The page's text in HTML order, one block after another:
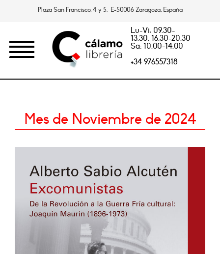
Plaza San Francisco, 4 y 5. E-50006 Zaragoza, España
Lu-Vi: 09.30-
13.30, 16.30-20.30
Sa: 10.00-14.00
+34 976557318
Mes de Noviembre de 2024